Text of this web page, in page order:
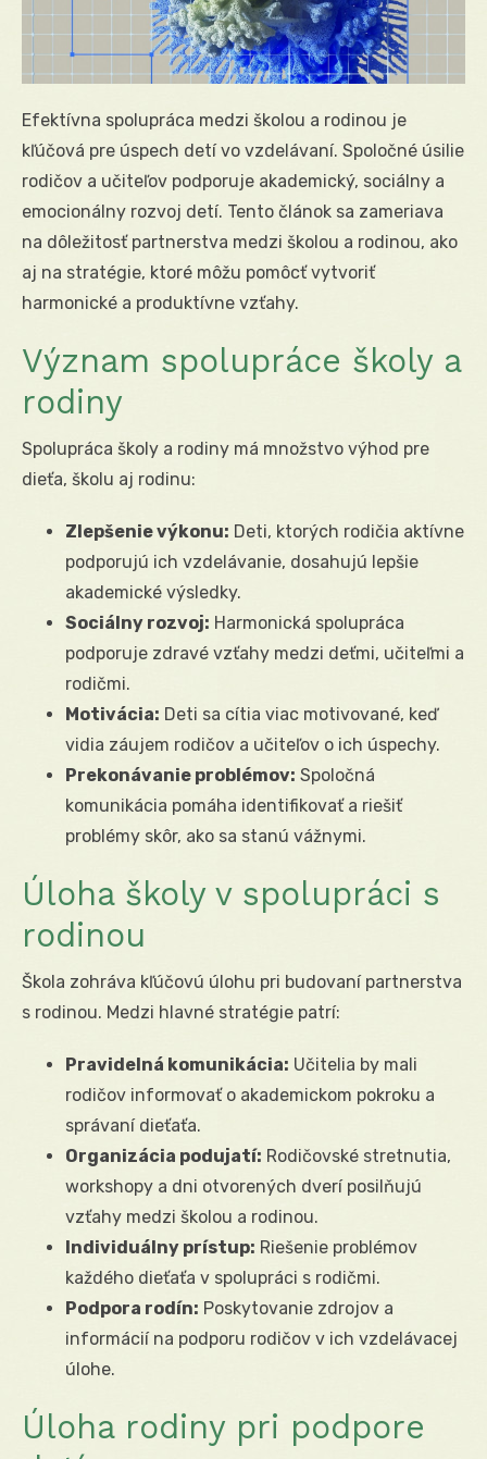
Efektívna spolupráca medzi školou a rodinou je
kľúčová pre úspech detí vo vzdelávaní. Spoločné úsilie
rodičov a učiteľov podporuje akademický, sociálny a
emocionálny rozvoj detí. Tento článok sa zameriava
na dôležitosť partnerstva medzi školou a rodinou, ako
aj na stratégie, ktoré môžu pomôcť vytvoriť
harmonické a produktívne vzťahy.
Význam spolupráce školy a
rodiny
Spolupráca školy a rodiny má množstvo výhod pre
dieťa, školu aj rodinu:
Zlepšenie výkonu: Deti, ktorých rodičia aktívne
podporujú ich vzdelávanie, dosahujú lepšie
akademické výsledky.
Sociálny rozvoj: Harmonická spolupráca
podporuje zdravé vzťahy medzi deťmi, učiteľmi a
rodičmi.
Motivácia: Deti sa cítia viac motivované, keď
vidia záujem rodičov a učiteľov o ich úspechy.
Prekonávanie problémov: Spoločná
komunikácia pomáha identifikovať a riešiť
problémy skôr, ako sa stanú vážnymi.
Úloha školy v spolupráci s
rodinou
Škola zohráva kľúčovú úlohu pri budovaní partnerstva
s rodinou. Medzi hlavné stratégie patrí:
Pravidelná komunikácia: Učitelia by mali
rodičov informovať o akademickom pokroku a
správaní dieťaťa.
Organizácia podujatí: Rodičovské stretnutia,
workshopy a dni otvorených dverí posilňujú
vzťahy medzi školou a rodinou.
Individuálny prístup: Riešenie problémov
každého dieťaťa v spolupráci s rodičmi.
Podpora rodín: Poskytovanie zdrojov a
informácií na podporu rodičov v ich vzdelávacej
úlohe.
Úloha rodiny pri podpore